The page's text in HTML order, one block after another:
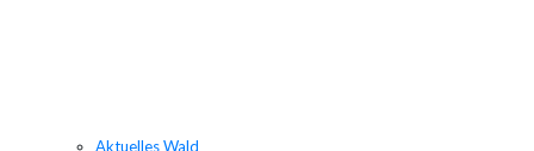
Aktuelles Wald